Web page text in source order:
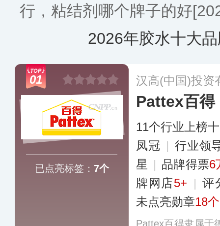
行，粘结剂哪个牌子的好
2026年胶水十大
01
已点亮标签： 7个
汉高(中国)投资
Pattex百得
11个行业上榜
凤冠 | 行业领
星 | 品牌得票6
牌网店5+ | 评
未点亮勋章18个
Pattex百得隶属于